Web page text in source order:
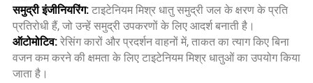
समुद्री इंजीनियरिंग:टाइटेनियम मिश्र धातु समुद्री जल के क्षरण के प्रति
प्रतिरोधी हैं, जो उन्हें समुद्री उपकरणों के लिए आदर्श बनाती है।
ऑटोमोटिव:रेसिंग कारों और प्रदर्शन वाहनों में, ताकत का त्याग किए बिना
वजन कम करने की क्षमता के लिए टाइटेनियम मिश्र धातुओं का उपयोग किया
जाता है।